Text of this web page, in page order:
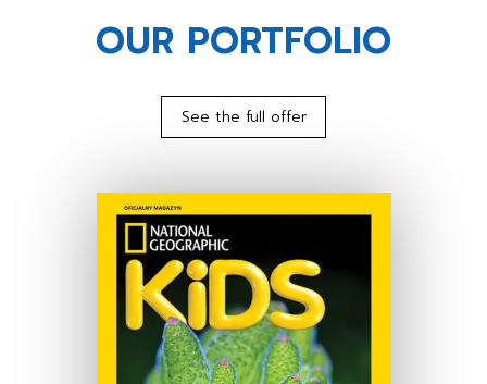
OUR PORTFOLIO
See the full offer